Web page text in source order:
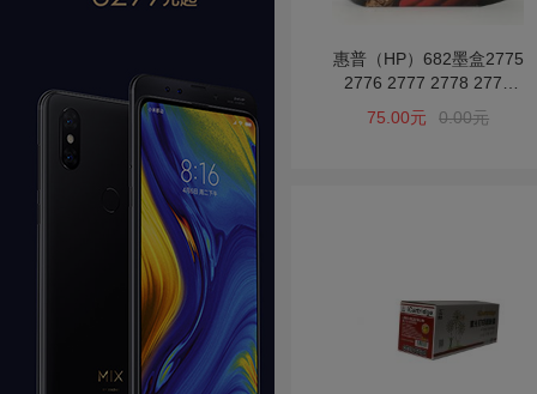
惠普（HP）682墨盒2775
2776 2777 2778 2779
4175 4178 6478 682墨盒
黑色彩色套装
75.00元 0.00元